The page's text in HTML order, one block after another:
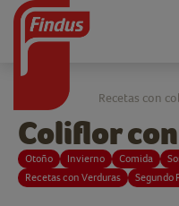
Coliflor
Otoño Invierno Comida
Recetas con Verduras
Segundo
Recetas con